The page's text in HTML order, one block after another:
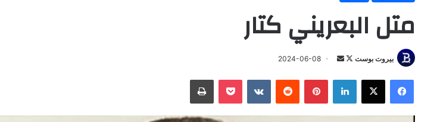
متل البعريني كتار
بيروت بوست
تابع
X
أرسل
إلكترونيا
2024-06-08
فيسبوك ‫X لينكدإن بينتيريست
‏Reddit
‏VKontakte
‫Pocket طباعة